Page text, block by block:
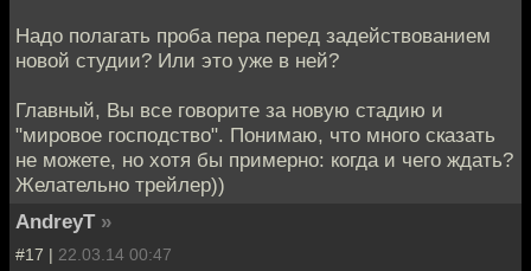
Надо полагать проба пера перед задействованием
новой студии? Или это уже в ней?
Главный, Вы все говорите за новую стадию и
"мировое господство". Понимаю, что много сказать
не можете, но хотя бы примерно: когда и чего ждать?
Желательно трейлер))
AndreyT »
#17 | 22.03.14 00:47